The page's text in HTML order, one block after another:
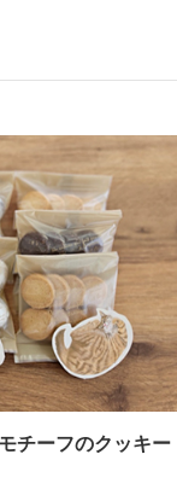
チーフのクッキー